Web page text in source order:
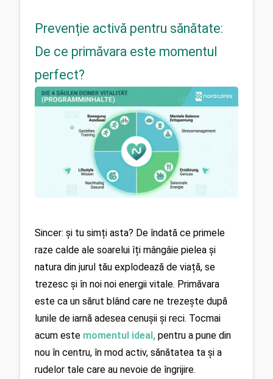
Prevenție activă pentru sănătate:
De ce primăvara este momentul
perfect?
Sincer: și tu simți asta? De îndată ce primele
raze calde ale soarelui îți mângâie pielea și
natura din jurul tău explodează de viață, se
trezesc și în noi noi energii vitale. Primăvara
este ca un sărut blând care ne trezește după
lunile de iarnă adesea cenușii și reci. Tocmai
acum este momentul ideal, pentru a pune din
nou în centru, în mod activ, sănătatea ta și a
rudelor tale care au nevoie de îngrijire.